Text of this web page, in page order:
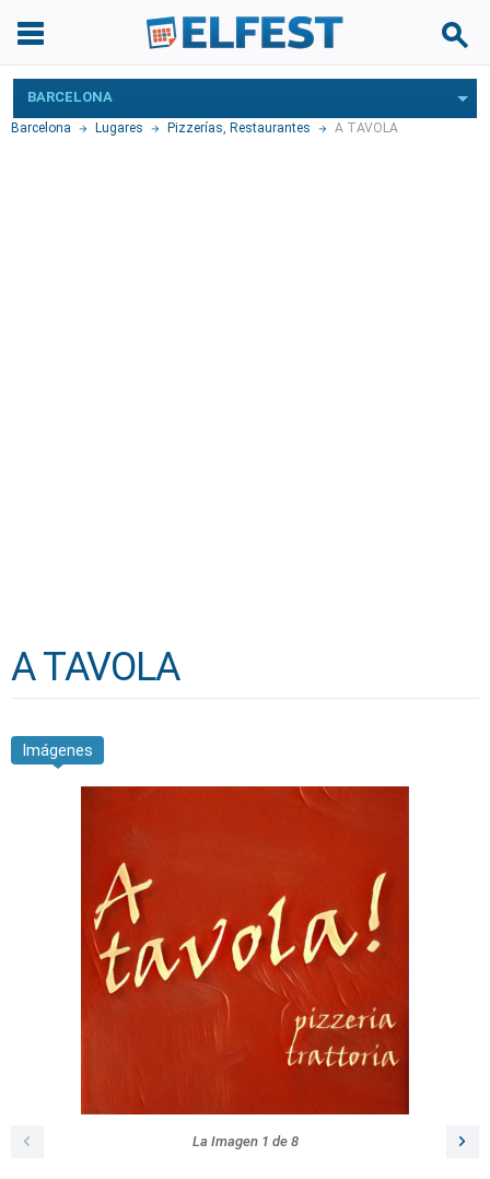
BARCELONA
Barcelona Lugares Pizzerías, Restaurantes A TAVOLA
A TAVOLA
Imágenes
La Imagen 1 de 8